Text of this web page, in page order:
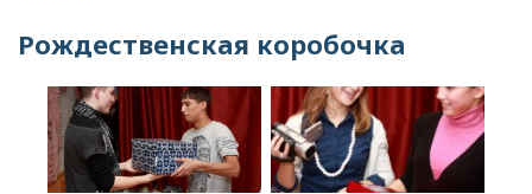
Рождественская коробочка